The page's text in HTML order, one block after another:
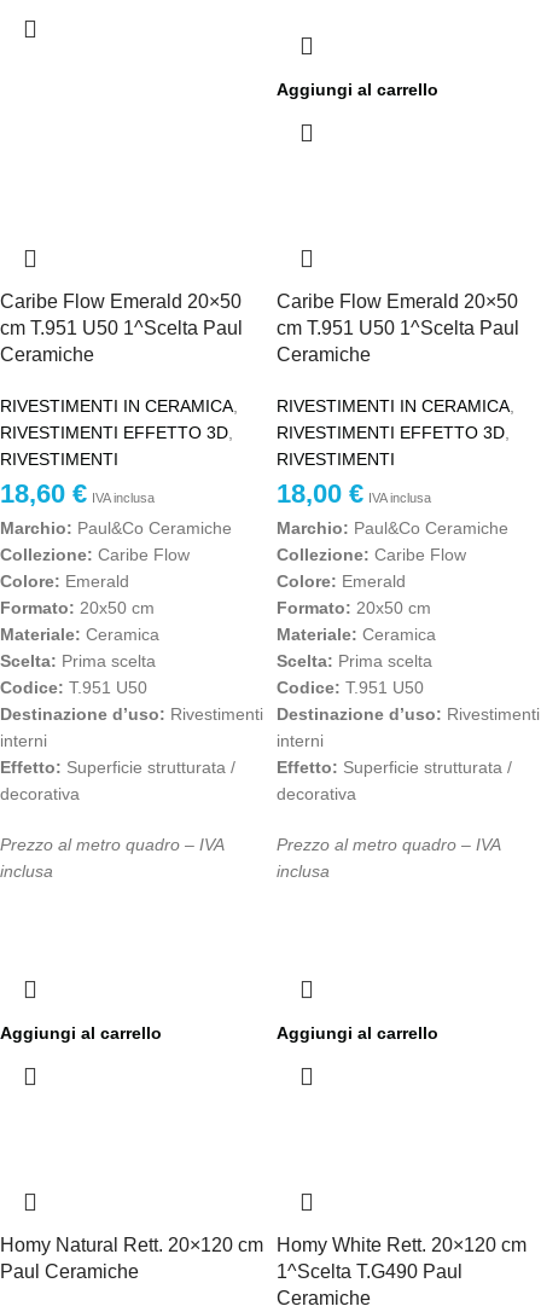
Aggiungi al carrello
Caribe Flow Emerald 20×50
cm T.951 U50 1^Scelta Paul
Ceramiche
RIVESTIMENTI IN CERAMICA
RIVESTIMENTI EFFETTO 3D
RIVESTIMENTI
18,60 € IVA inclusa
Marchio: Paul&Co Ceramiche
Collezione: Caribe Flow
Colore: Emerald
Formato: 20x50 cm
Materiale: Ceramica
Scelta: Prima scelta
Codice: T.951 U50
Destinazione d’uso: Rivestimenti
interni
Effetto: Superficie strutturata /
decorativa
Prezzo al metro quadro – IVA
inclusa
Aggiungi al carrello
Caribe Flow Emerald 20×50
cm T.951 U50 1^Scelta Paul
Ceramiche
RIVESTIMENTI IN CERAMICA
RIVESTIMENTI EFFETTO 3D
RIVESTIMENTI
18,00 € IVA inclusa
Marchio: Paul&Co Ceramiche
Collezione: Caribe Flow
Colore: Emerald
Formato: 20x50 cm
Materiale: Ceramica
Scelta: Prima scelta
Codice: T.951 U50
Destinazione d’uso: Rivestimenti
interni
Effetto: Superficie strutturata /
decorativa
Prezzo al metro quadro – IVA
inclusa
Aggiungi al carrello
Homy Natural Rett. 20×120 cm
Paul Ceramiche
Homy White Rett. 20×120 cm
1^Scelta T.G490 Paul
Ceramiche